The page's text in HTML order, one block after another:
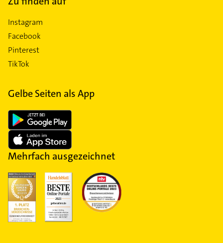
Instagram
Facebook
Pinterest
TikTok
Gelbe Seiten als App
Mehrfach ausgezeichnet